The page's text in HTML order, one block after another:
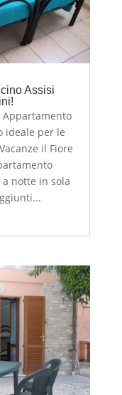
Assisi
Appartamento
ideale per le
il Fiore
notte in sola